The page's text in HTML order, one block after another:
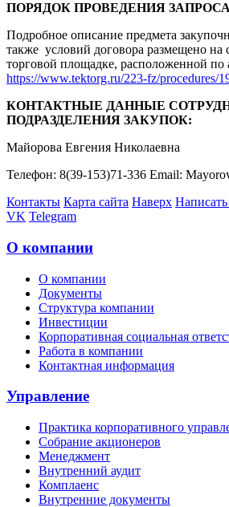
ПОРЯДОК ПРОВЕДЕНИЯ
Подробное описание предмета
также условий договора размещено на
торговой площадке, расположенной по
https://www.tektorg.ru/223-fz/procedures/
КОНТАКТНЫЕ ДАННЫЕ
ПОДРАЗДЕЛЕНИЯ ЗАКУПОК:
Майорова Евгения Николаевна
Телефон: 8(39-153)71-336 Email:
Контакты Карта сайта Наверх
VK Telegram
О компании
О компании
Документы
Структура компании
Инвестиции
Корпоративная социальная
Работа в компании
Контактная информация
Управление
Практика корпоративного
Собрание акционеров
Менеджмент
Внутренний аудит
Комплаенс
Внутренние документы